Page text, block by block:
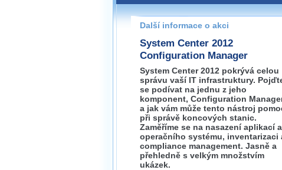
Pokud máte jakýkoliv dotaz na
prosím neváhejte nás kontaktovat
zlin@wug.cz
Další informace o akci
System Center 2012
Configuration Manager
System Center 2012 pokrývá celou
správu vaší IT infrastruktury.
se podívat na jednu z jeho
komponent, Configuration
a jak vám může tento nástroj
při správě koncových stanic.
Zaměříme se na nasazení aplikací a
operačního systému, inventarizaci
compliance management. Jasně a
přehledně s velkým množstvím
ukázek.